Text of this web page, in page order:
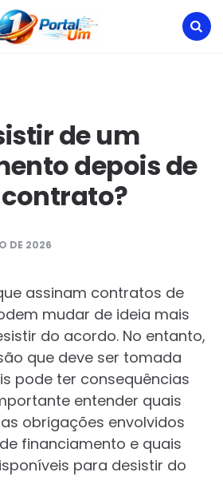
de um
depois de
DE 2026
assinam contratos de
mudar de ideia mais
do acordo. No entanto,
que deve ser tomada
pode ter consequências
entender quais
obrigações envolvidos
financiamento e quais
para desistir do